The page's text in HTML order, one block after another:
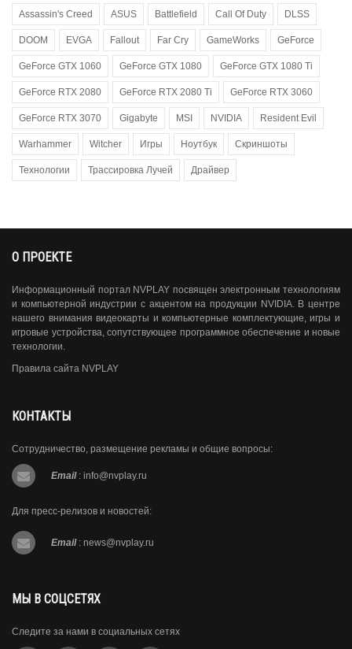
Assassin's Creed ASUS Battlefield Call Of Duty DLSS
DOOM EVGA Fallout Far Cry GameWorks GeForce
GeForce GTX 1060 GeForce GTX 1080 GeForce GTX 1080 Ti
GeForce RTX 2080 GeForce RTX 2080 Ti GeForce RTX 3060
GeForce RTX 3070 Gigabyte MSI NVIDIA Resident Evil
Warhammer Witcher Игры Ноутбук Скриншоты
Технологии Трассировка Лучей Драйвер
О ПРОЕКТЕ
Информационный портал NVPLAY посвящен электронным технологиям
и компьютерной индустрии с акцентом на продукции NVIDIA. В центре
нашего внимания видеокарты и компьютерные комплектующие, игры и
игровые устройства, сопутствующее программное обеспечение и новые
технологии.
Правила сайта NVPLAY
КОНТАКТЫ
Сотрудничество, размещение рекламы и общие вопросы:
Email : info@nvplay.ru
Для пресс-релизов и новостей:
Email : news@nvplay.ru
МЫ В СОЦСЕТЯХ
Следите за нами в социальных сетях